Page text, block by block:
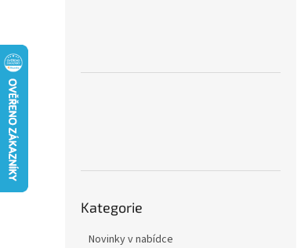
kategorie
Kategorie
Novinky v nabídce